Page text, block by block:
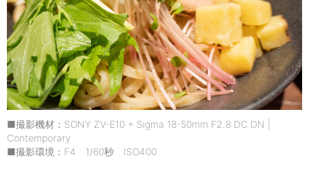
■撮影機材：SONY ZV-E10 + Sigma 18-50mm F2.8 DC DN |
Contemporary
■撮影環境：F4 1/60秒 ISO400